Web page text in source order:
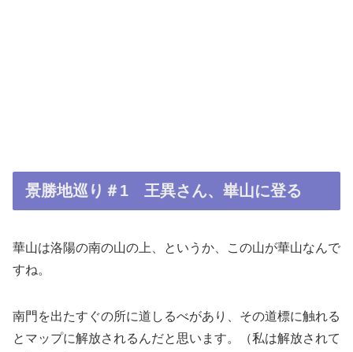
景勝地巡り＃1 王異さん、崋山に登る
華山は洛陽の南の山の上、というか、この山が華山なんで
すね。
南門を出たすぐの所に道しるべがあり、その道標に触れる
とマップに解放されるんだと思います。（私は解放されて